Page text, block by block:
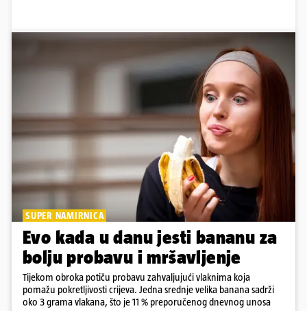
SUPER NAMIRNICA
Evo kada u danu jesti bananu za
bolju probavu i mršavljenje
Tijekom obroka potiču probavu zahvaljujući vlaknima koja
pomažu pokretljivosti crijeva. Jedna srednje velika banana sadrži
oko 3 grama vlakana, što je 11 % preporučenog dnevnog unosa